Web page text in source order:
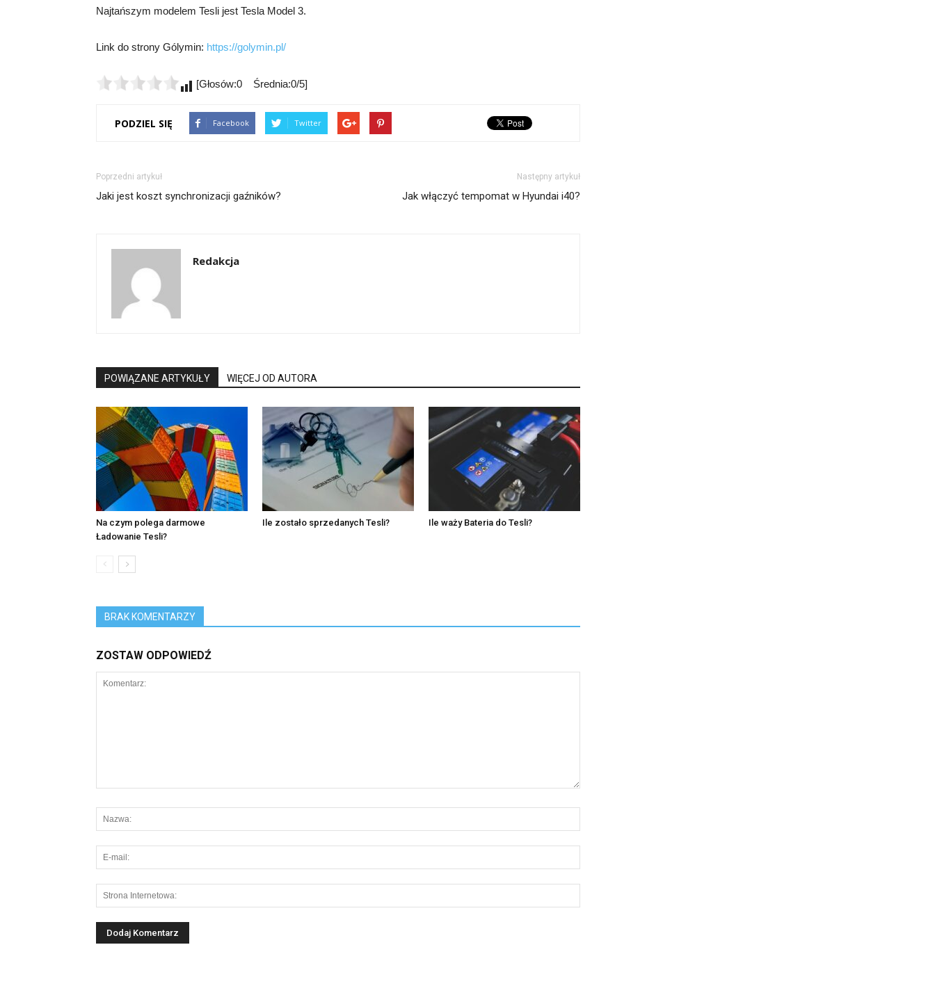
Najtańszym modelem Tesli jest Tesla Model 3.
Link do strony Gólymin: https://golymin.pl/
[Głosów:0 Średnia:0/5]
PODZIEL SIĘ Facebook Twitter
Poprzedni artykuł
Jaki jest koszt synchronizacji gaźników?
Następny artykuł
Jak włączyć tempomat w Hyundai i40?
Redakcja
POWIĄZANE ARTYKUŁY WIĘCEJ OD AUTORA
Na czym polega darmowe
Ładowanie Tesli?
Ile zostało sprzedanych Tesli? Ile waży Bateria do Tesli?
BRAK KOMENTARZY
ZOSTAW ODPOWIEDŹ